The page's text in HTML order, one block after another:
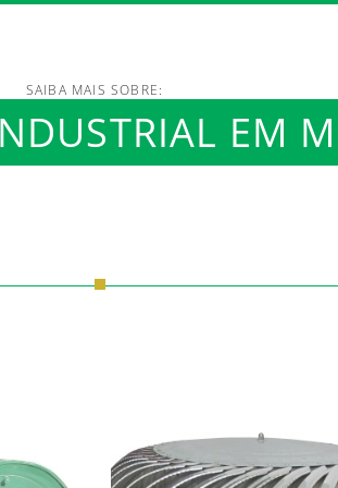
SAIBA MAIS SOBRE:
EM